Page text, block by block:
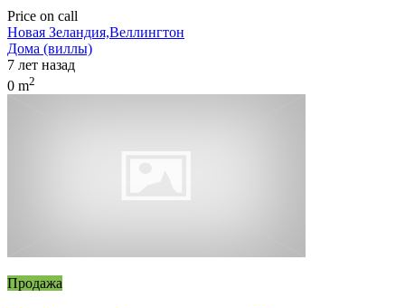
Price on call
Новая Зеландия,Веллингтон
Дома (виллы)
7 лет назад
0 m2
Продажа